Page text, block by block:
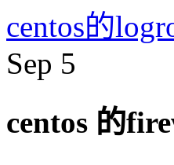
centos的
Sep 5
centos 的